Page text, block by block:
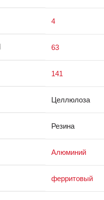
4
63
141
Целлюлоза
Резина
Алюминий
ферритовый